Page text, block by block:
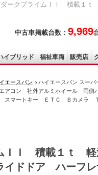
ダークプライムＩＩ 積載
中古車掲載台数： 9,969
イブリッド 福祉車両 販売店
エースバン
ハイエースバン スー
コン 社外アルミホイール 両側パ
スマートキー ＥＴＣ Ｂカメラ
ＩＩ 積載１ｔ
イドドア ハーフ